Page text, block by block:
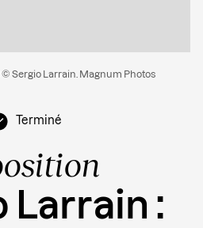
Terminé
Larrain :
Sergio Larrain. Magnum Photos